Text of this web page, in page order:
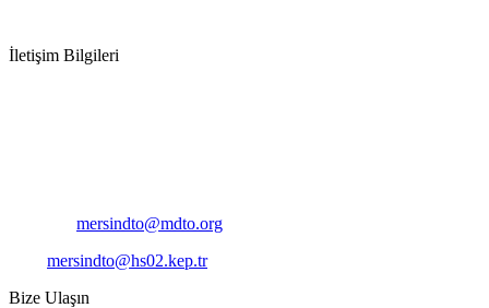
İletişim Bilgileri
mersindto@mdto.org
mersindto@hs02.kep.tr
Bize Ulaşın